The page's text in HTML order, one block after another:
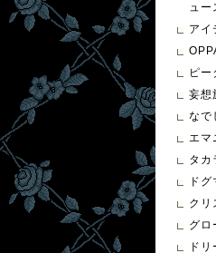
ュー
アイ
ピー
妄想
なで
エマ
タカ
ドグ
クリ
グロ
ド